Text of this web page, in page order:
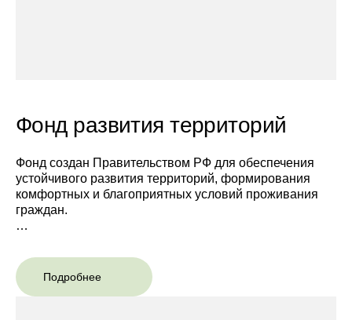
Фонд развития территорий
Фонд создан Правительством РФ для обеспечения
устойчивого развития территорий, формирования
комфортных и благоприятных условий проживания
граждан.
финансовой поддержки для переселения граждан из
жилья, признанного аварийным с 1 января 2017 года
до 1 января 2022 года, субъектам РФ, досрочно
Подробнее